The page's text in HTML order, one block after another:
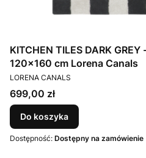
KITCHEN TILES DARK
120x160 cm Lorena Canals
PRODUCENT
LORENA CANALS
Cena
699,00 zł
Do koszyka
Dostępność: Dostępny na zamówienie